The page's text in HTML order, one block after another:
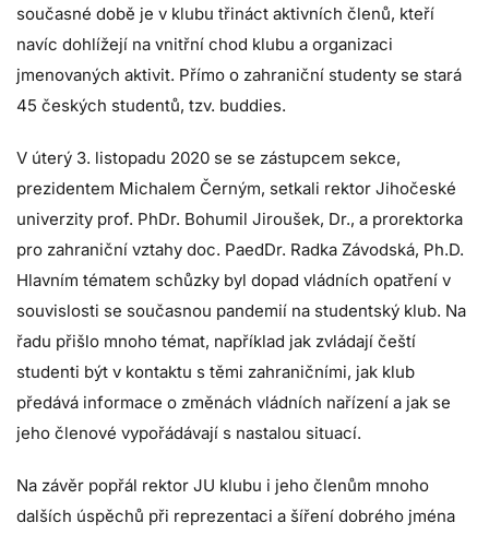
současné době je v klubu třináct aktivních členů, kteří
navíc dohlížejí na vnitřní chod klubu a organizaci
jmenovaných aktivit. Přímo o zahraniční studenty se stará
45 českých studentů, tzv. buddies.
V úterý 3. listopadu 2020 se se zástupcem sekce,
prezidentem Michalem Černým, setkali rektor Jihočeské
univerzity prof. PhDr. Bohumil Jiroušek, Dr., a prorektorka
pro zahraniční vztahy doc. PaedDr. Radka Závodská, Ph.D.
Hlavním tématem schůzky byl dopad vládních opatření v
souvislosti se současnou pandemií na studentský klub. Na
řadu přišlo mnoho témat, například jak zvládají čeští
studenti být v kontaktu s těmi zahraničními, jak klub
předává informace o změnách vládních nařízení a jak se
jeho členové vypořádávají s nastalou situací.
Na závěr popřál rektor JU klubu i jeho členům mnoho
dalších úspěchů při reprezentaci a šíření dobrého jména